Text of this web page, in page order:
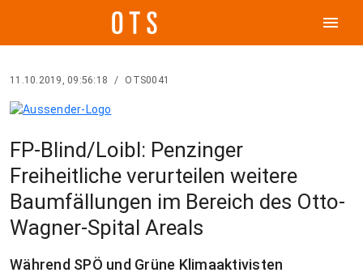
menu
11.10.2019, 09:56:18 / OTS0041
FP-Blind/Loibl: Penzinger
Freiheitliche verurteilen weitere
Baumfällungen im Bereich des Otto-
Wagner-Spital Areals
Während SPÖ und Grüne Klimaaktivisten